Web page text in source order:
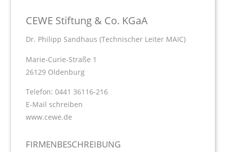
CEWE Stiftung & Co. KGaA
Dr. Philipp Sandhaus (Technischer Leiter MAIC)
Marie-Curie-Straße 1
26129 Oldenburg
Telefon: 0441 36116-216
E-Mail schreiben
www.cewe.de
FIRMENBESCHREIBUNG